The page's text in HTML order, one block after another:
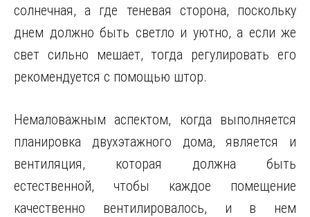
солнечная, а где теневая сторона, поскольку
днем должно быть светло и уютно, а если же
свет сильно мешает, тогда регулировать его
рекомендуется с помощью штор.
Немаловажным аспектом, когда выполняется
планировка двухэтажного дома, является и
вентиляция, которая должна быть
естественной, чтобы каждое помещение
качественно вентилировалось, и в нем